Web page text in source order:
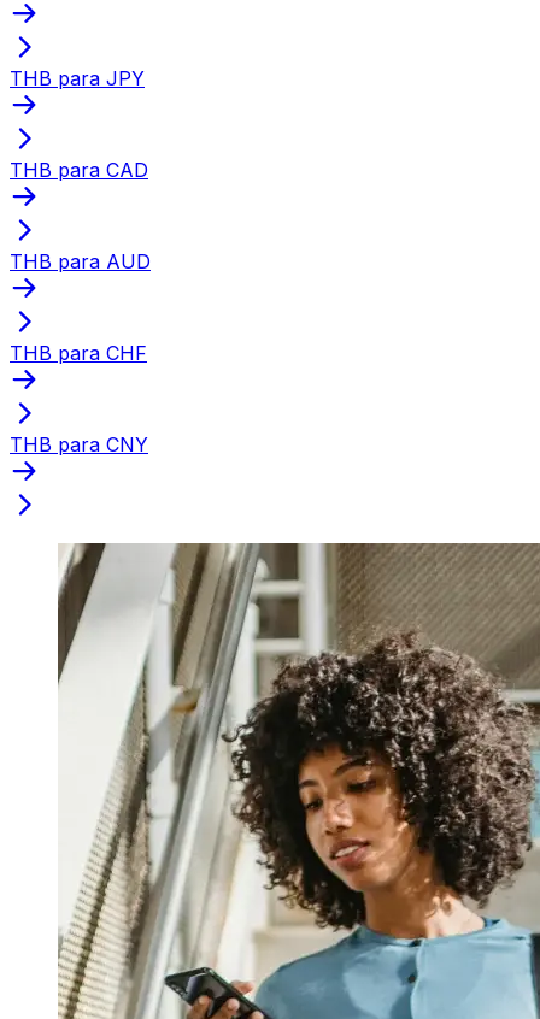
THB para JPY
THB para CAD
THB para AUD
THB para CHF
THB para CNY